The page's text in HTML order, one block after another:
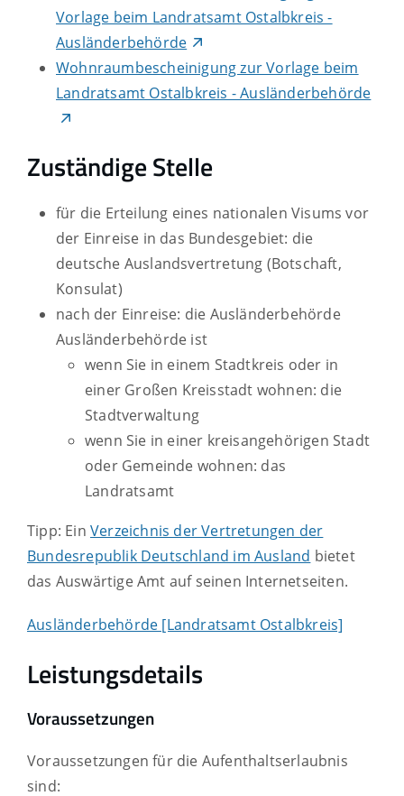
Vorlage beim Landratsamt Ostalbkreis -
Ausländerbehörde
Wohnraumbescheinigung zur Vorlage beim
Landratsamt Ostalbkreis - Ausländerbehörde
Zuständige Stelle
für die Erteilung eines nationalen Visums vor
der Einreise in das Bundesgebiet: die
deutsche Auslandsvertretung (Botschaft,
Konsulat)
nach der Einreise: die Ausländerbehörde
Ausländerbehörde ist
wenn Sie in einem Stadtkreis oder in
einer Großen Kreisstadt wohnen: die
Stadtverwaltung
wenn Sie in einer kreisangehörigen Stadt
oder Gemeinde wohnen: das
Landratsamt
Tipp: Ein Verzeichnis der Vertretungen der
Bundesrepublik Deutschland im Ausland bietet
das Auswärtige Amt auf seinen Internetseiten.
Ausländerbehörde [Landratsamt Ostalbkreis]
Leistungsdetails
Voraussetzungen
Voraussetzungen für die Aufenthaltserlaubnis
sind: